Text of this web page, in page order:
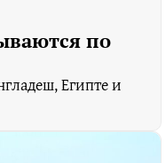
по
Египте и